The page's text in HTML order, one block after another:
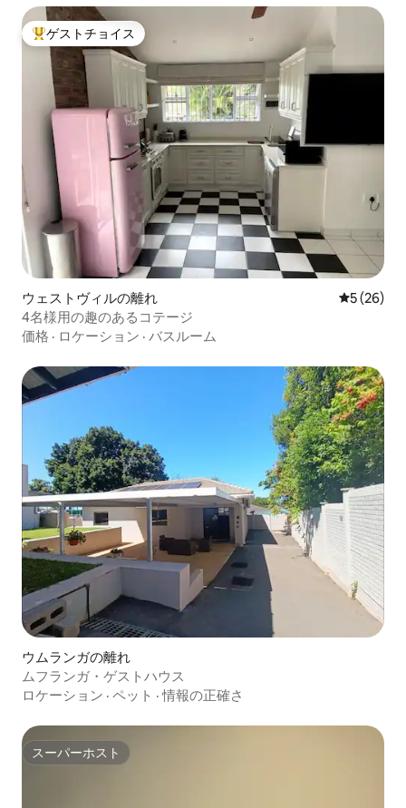
大好評のゲストチョイスです。
ゲストチョイス
ウェストヴィルの離れ レビュー
5 (26)
4名様用の趣のあるコテージ
価格 · ロケーション · バスルーム
ウムランガの離れ
ムフランガ・ゲストハウス
ロケーション · ペット ·情報の正確さ
スーパーホスト
スーパーホスト